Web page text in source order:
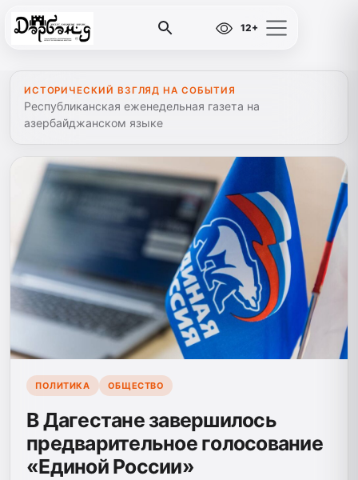
12+
ИСТОРИЧЕСКИЙ ВЗГЛЯД НА СОБЫТИЯ
Республиканская еженедельная газета на
азербайджанском языке
ПОЛИТИКА ОБЩЕСТВО
В Дагестане завершилось
предварительное голосование
«Единой России»